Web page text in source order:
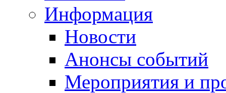
Информация
Новости
Анонсы событий
Мероприятия и